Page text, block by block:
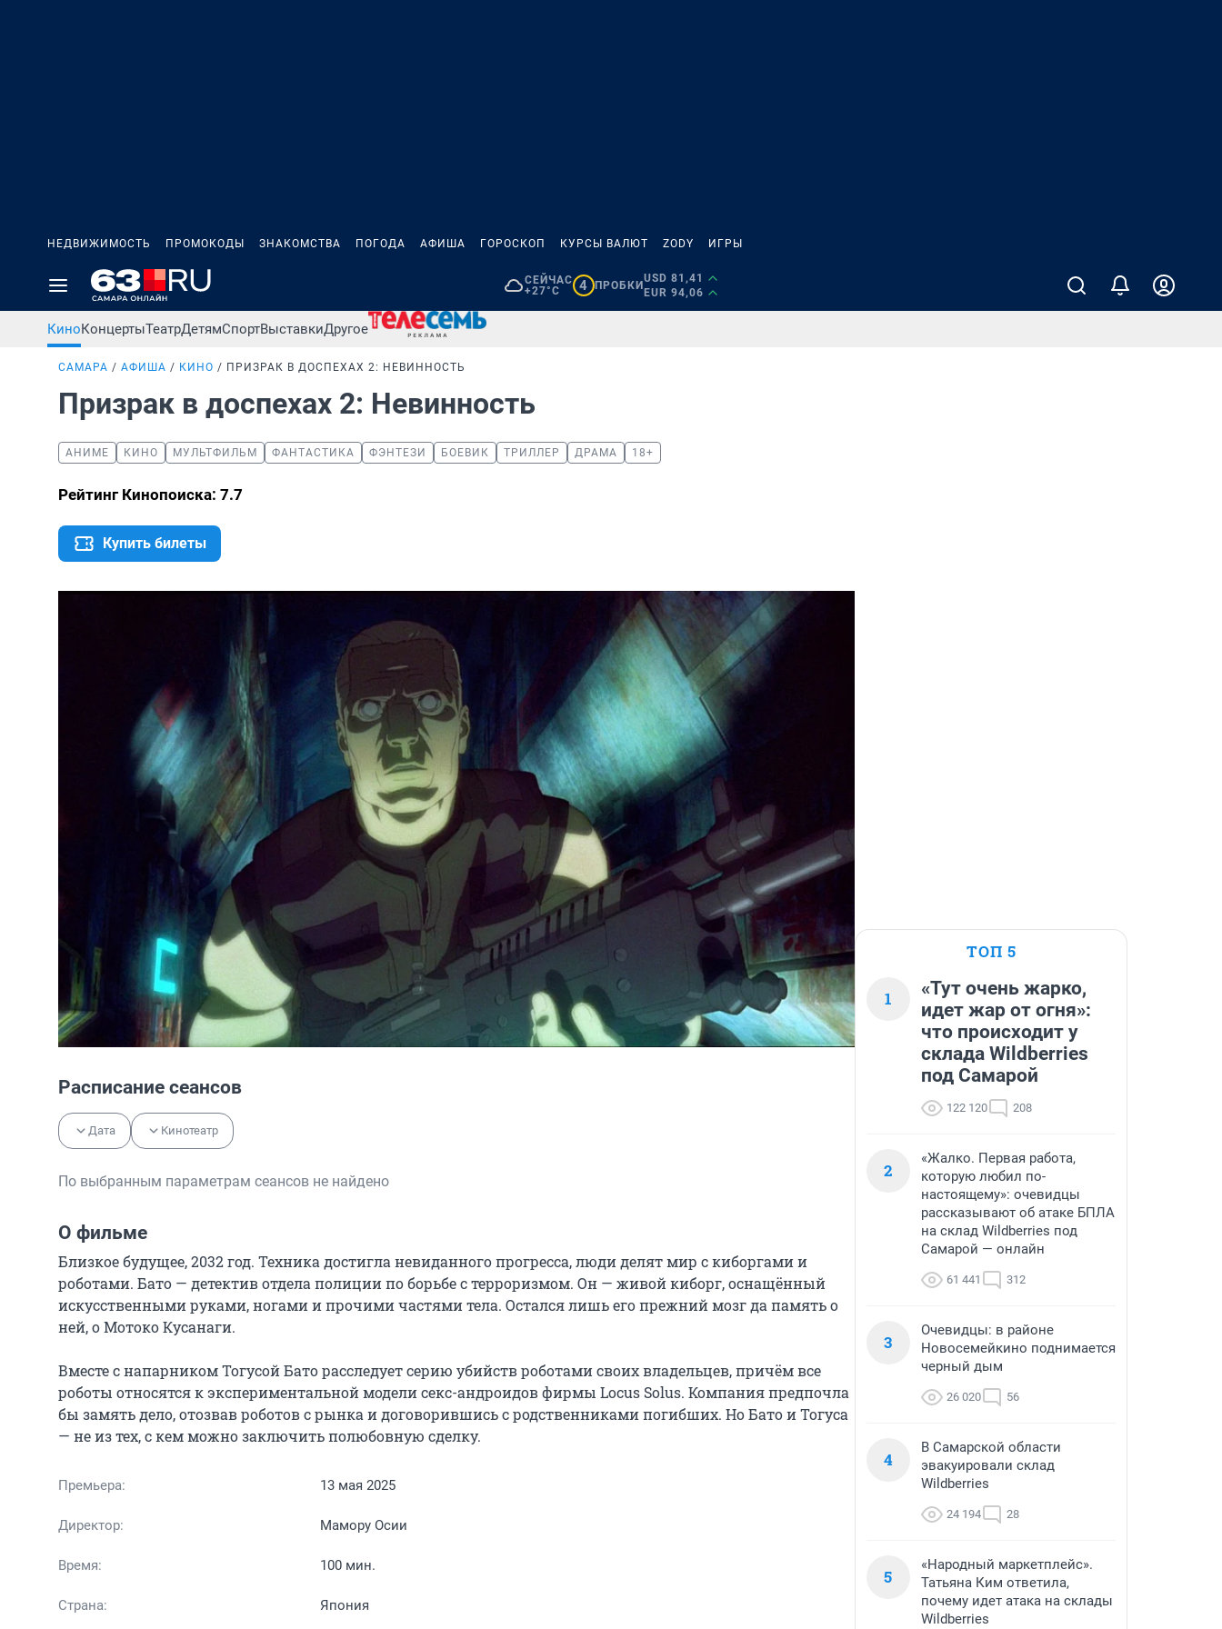
НЕДВИЖИМОСТЬ ПРОМОКОДЫ ЗНАКОМСТВА ПОГОДА АФИША ГОРОСКОП КУРСЫ ВАЛЮТ ZODY ИГРЫ
СЕЙЧАС
+27°C
4 ПРОБКИ
USD 81,41
EUR 94,06
КиноКонцертыТеатрДетямСпортВыставкиДругое
САМАРА АФИША КИНО ПРИЗРАК В ДОСПЕХАХ 2: НЕВИННОСТЬ
Призрак в доспехах 2: Невинность
АНИМЕ КИНО МУЛЬТФИЛЬМ ФАНТАСТИКА ФЭНТЕЗИ БОЕВИК ТРИЛЛЕР ДРАМА 18+
Рейтинг Кинопоиска: 7.7
Купить билеты
Расписание сеансов
Дата Кинотеатр
По выбранным параметрам сеансов не найдено
О фильме
Близкое будущее, 2032 год. Техника достигла невиданного прогресса, люди делят мир с киборгами и
роботами. Бато — детектив отдела полиции по борьбе с терроризмом. Он — живой киборг, оснащённый
искусственными руками, ногами и прочими частями тела. Остался лишь его прежний мозг да память о
ней, о Мотоко Кусанаги.
Вместе с напарником Тогусой Бато расследует серию убийств роботами своих владельцев, причём все
роботы относятся к экспериментальной модели секс-андроидов фирмы Locus Solus. Компания предпочла
бы замять дело, отозвав роботов с рынка и договорившись с родственниками погибших. Но Бато и Тогуса
— не из тех, с кем можно заключить полюбовную сделку.
Премьера: 13 мая 2025
Директор: Мамору Осии
Время: 100 мин.
Страна: Япония
ТОП 5
1
«Тут очень жарко,
идет жар от огня»:
что происходит у
склада Wildberries
под Самарой
122 120 208
2
«Жалко. Первая работа,
которую любил по-
настоящему»: очевидцы
рассказывают об атаке БПЛА
на склад Wildberries под
Самарой — онлайн
61 441 312
3
Очевидцы: в районе
Новосемейкино поднимается
черный дым
26 020 56
4
В Самарской области
эвакуировали склад
Wildberries
24 194 28
5
«Народный маркетплейс».
Татьяна Ким ответила,
почему идет атака на склады
Wildberries